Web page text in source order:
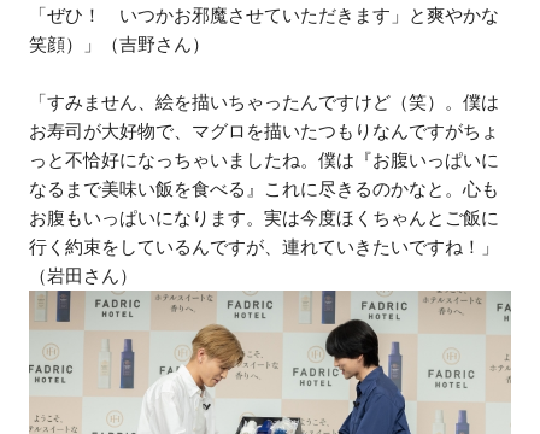
「ぜひ！ いつかお邪魔させていただきます」と爽やかな
笑顔）」（吉野さん）
「すみません、絵を描いちゃったんですけど（笑）。僕は
お寿司が大好物で、マグロを描いたつもりなんですがちょ
っと不恰好になっちゃいましたね。僕は『お腹いっぱいに
なるまで美味い飯を食べる』これに尽きるのかなと。心も
お腹もいっぱいになります。実は今度ほくちゃんとご飯に
行く約束をしているんですが、連れていきたいですね！」
（岩田さん）